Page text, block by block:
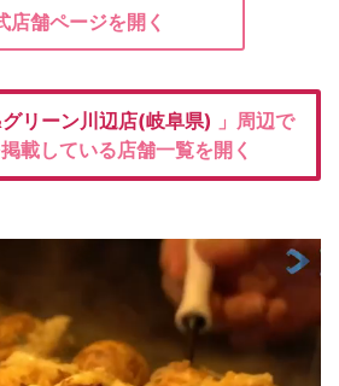
店舗ページを開く
リーン川辺店(岐阜県) 」周辺で
載している店舗一覧を開く